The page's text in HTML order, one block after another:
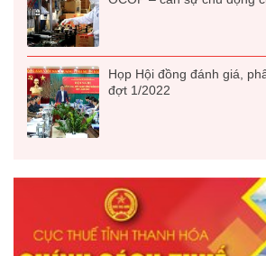
Họp Hội đồng đánh giá,
đợt 1/2022